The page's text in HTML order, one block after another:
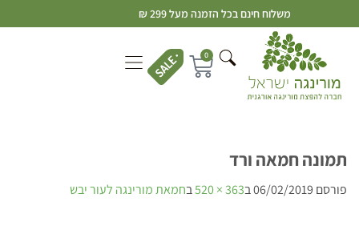
משלוח חינם בכל הזמנה מעל 299 ₪
0
תמונה חמאה ורד
פורסם 06/02/2019ב363 × 520 בחמאת מורינגה לעור יבש